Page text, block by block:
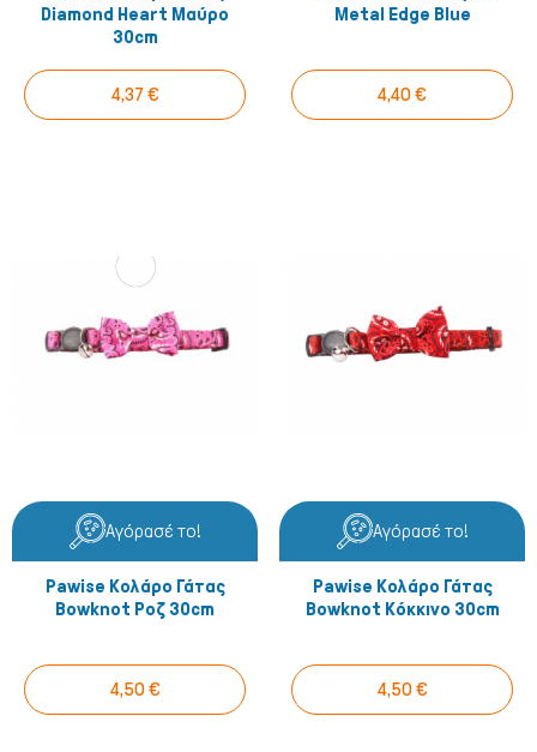
Diamond Heart Μαύρο
30cm
4,37 €
Metal Edge Blue
4,40 €
Αγόρασέ το!
Pawise Κολάρο Γάτας
Bowknot Ροζ 30cm
4,50 €
Αγόρασέ το!
Pawise Κολάρο Γάτας
Bowknot Κόκκινο 30cm
4,50 €